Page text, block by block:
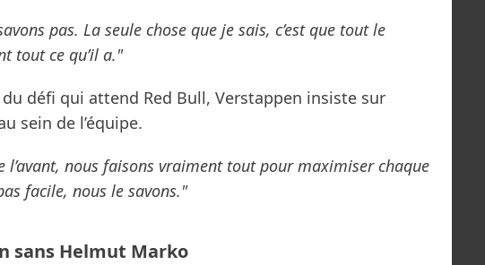
pas. La seule chose que je sais, c’est que tout le
tout ce qu’il a."
du défi qui attend Red Bull, Verstappen insiste sur
sein de l’équipe.
l’avant, nous faisons vraiment tout pour maximiser chaque
facile, nous le savons."
sans Helmut Marko